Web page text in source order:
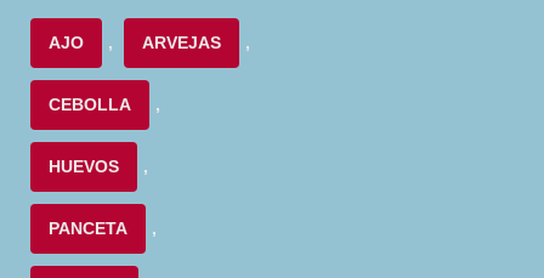
AJO , ARVEJAS ,
CEBOLLA ,
HUEVOS ,
PANCETA ,